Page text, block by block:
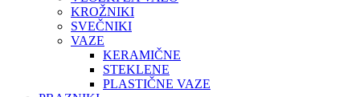
KROŽNIKI
SVEČNIKI
VAZE
KERAMIČNE
STEKLENE
PLASTIČNE VAZE